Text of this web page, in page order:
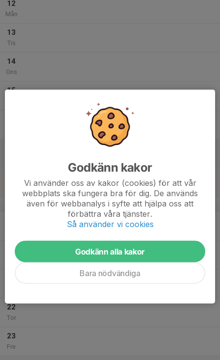
12
Mån
13
Tis
14
Ons
15
v.43
20
22
Tor
23
Fre
Godkänn kakor
Vi använder oss av kakor (cookies) för att vår
webbplats ska fungera bra för dig. De används
även för webbanalys i syfte att hjälpa oss att
förbättra våra tjänster.
Så använder vi cookies
Godkänn alla kakor
Bara nödvändiga